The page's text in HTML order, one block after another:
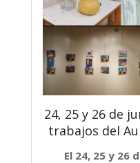
24, 25 y 26 de
trabajos del
El 24, 25 y 26